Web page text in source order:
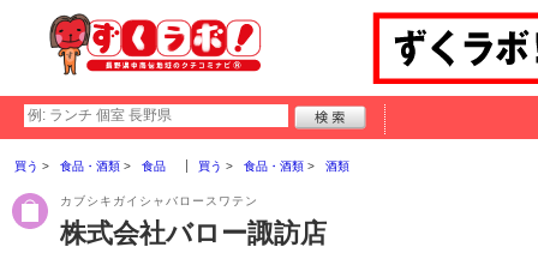
買う 食品・酒類 食品 買う 食品・酒類 酒類
カブシキガイシャバロースワテン
株式会社バロー諏訪店